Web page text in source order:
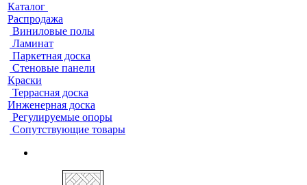
Каталог
Распродажа
Виниловые полы
Ламинат
Паркетная доска
Стеновые панели
Краски
Террасная доска
Инженерная доска
Регулируемые опоры
Сопутствующие товары